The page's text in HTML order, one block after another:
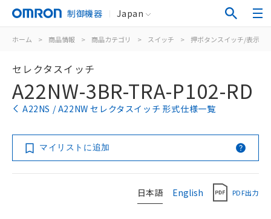
制御機器 Japan
ホーム > 商品情報 > 商品カテゴリ > スイッチ > 押ボタンスイッチ/表示灯
セレクタスイッチ
A22NW-3BR-TRA-P102-RD
A22NS / A22NW セレクタスイッチ 形式仕様一覧
マイリストに追加
日本語 English PDF出力